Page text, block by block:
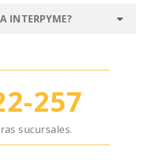
INTERPYME?
En cada instancia
detallada que lo guiará
la suscripción, le
257
sucursales.